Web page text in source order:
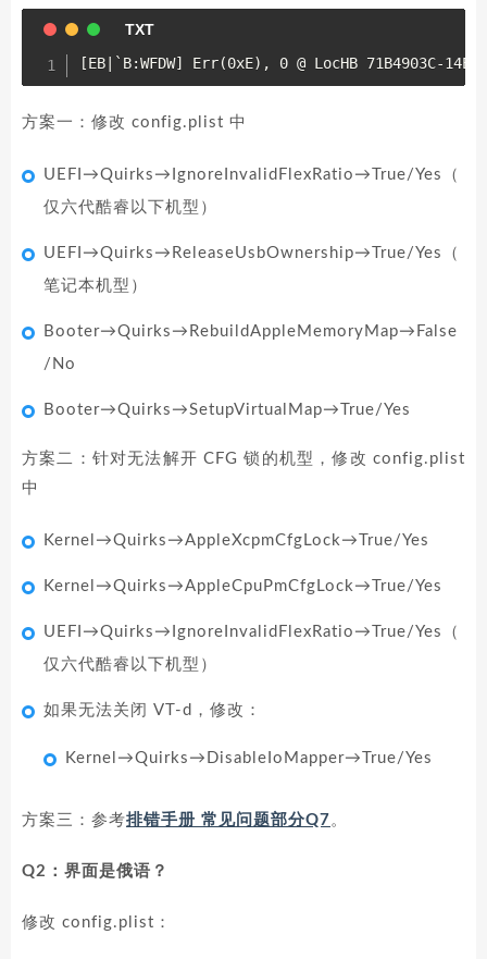
[EB|`B:WFDW] Err(0xE), 0 @ LocHB 71B4903C-14EC-
方案一：修改 config.plist 中
UEFI→Quirks→IgnoreInvalidFlexRatio→True/Yes（
仅六代酷睿以下机型）
UEFI→Quirks→ReleaseUsbOwnership→True/Yes（
笔记本机型）
Booter→Quirks→RebuildAppleMemoryMap→False
/No
Booter→Quirks→SetupVirtualMap→True/Yes
方案二：针对无法解开 CFG 锁的机型，修改 config.plist
中
Kernel→Quirks→AppleXcpmCfgLock→True/Yes
Kernel→Quirks→AppleCpuPmCfgLock→True/Yes
UEFI→Quirks→IgnoreInvalidFlexRatio→True/Yes（
仅六代酷睿以下机型）
如果无法关闭 VT-d，修改：
Kernel→Quirks→DisableIoMapper→True/Yes
方案三：参考排错手册 常见问题部分Q7 。
Q2：界面是俄语？
修改 config.plist：